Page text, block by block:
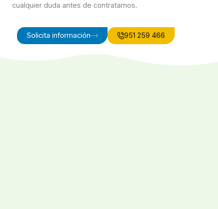
cualquier duda antes de contratarnos.
951 259 466
Solicita información